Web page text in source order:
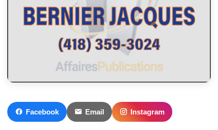
Facebook Email Instagram